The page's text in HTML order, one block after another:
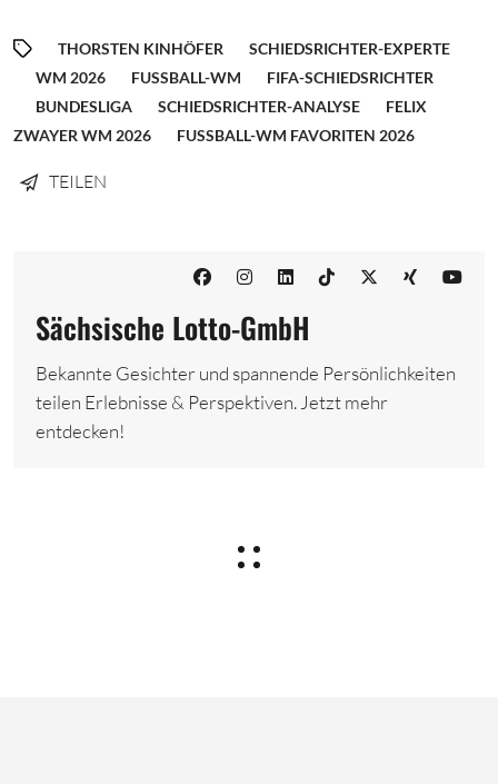
THORSTEN KINHÖFER
SCHIEDSRICHTER-EXPERTE
WM 2026
FUSSBALL-WM
FIFA-SCHIEDSRICHTER
BUNDESLIGA
SCHIEDSRICHTER-ANALYSE
FELIX
ZWAYER WM 2026
FUSSBALL-WM FAVORITEN 2026
TEILEN
Sächsische Lotto-GmbH
Bekannte Gesichter und spannende Persönlichkeiten
teilen Erlebnisse & Perspektiven. Jetzt mehr
entdecken!